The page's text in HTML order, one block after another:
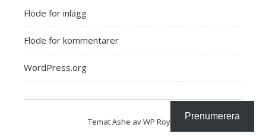
Flöde för inlägg
Flöde för kommentarer
WordPress.org
Temat Ashe avWP Royal
Prenumerera